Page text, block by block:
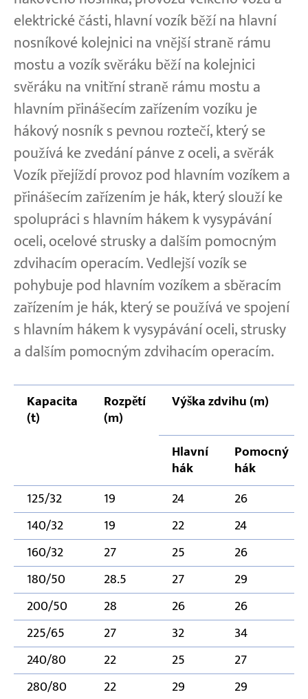
elektrické části, hlavní vozík běží na hlavní
nosníkové kolejnici na vnější straně rámu
mostu a vozík svěráku běží na kolejnici
svěráku na vnitřní straně rámu mostu a
hlavním přinášecím zařízením vozíku je
hákový nosník s pevnou roztečí, který se
používá ke zvedání pánve z oceli, a svěrák
Vozík přejíždí provoz pod hlavním vozíkem a
přinášecím zařízením je hák, který slouží ke
spolupráci s hlavním hákem k vysypávání
oceli, ocelové strusky a dalším pomocným
zdvihacím operacím. Vedlejší vozík se
pohybuje pod hlavním vozíkem a sběracím
zařízením je hák, který se používá ve spojení
s hlavním hákem k vysypávání oceli, strusky
a dalším pomocným zdvihacím operacím.
Kapacita
(t)
Rozpětí
(m)
Výška zdvihu (m)
Hlavní
hák
Pomocný
hák
125/32
19 24
26
140/32
19 22
24
160/32
27 25
26
180/50
28.5 27
29
200/50
28 26
26
225/65
27 32
34
240/80
22 25
27
280/80
22 29
29